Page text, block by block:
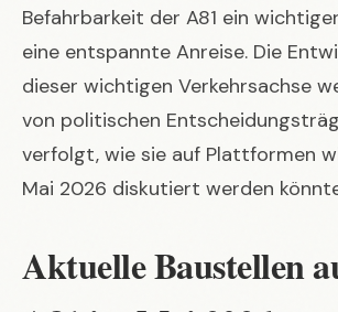
Befahrbarkeit der A81 ein
eine entspannte Anreise. Die
dieser wichtigen Verkehrsachse
von politischen
verfolgt, wie sie auf Plattformen
Mai 2026 diskutiert werden
Aktuelle Baustellen